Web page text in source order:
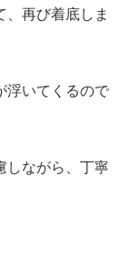
、再び着底しま
浮いてくるので
しながら、丁寧